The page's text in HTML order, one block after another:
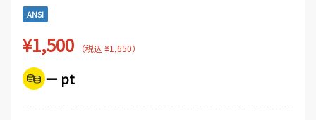
ANSI
¥1,500 （税込 ¥1,650）
ー pt